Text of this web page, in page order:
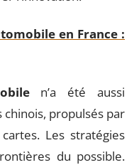
en France :
n’a été aussi
chinois, propulsés par
Les stratégies
du possible.